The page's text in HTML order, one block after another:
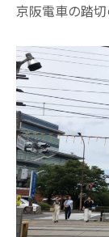
京阪電車の踏